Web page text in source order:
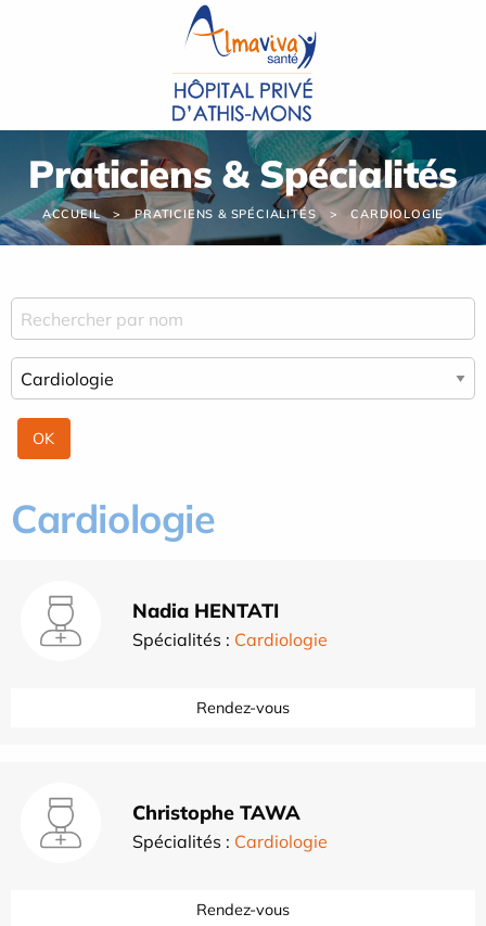
Praticiens & Spécialités
ACCUEIL PRATICIENS & SPÉCIALITÉS CARDIOLOGIE
Cardiologie
Nadia HENTATI
Spécialités : Cardiologie
Rendez-vous
Christophe TAWA
Spécialités : Cardiologie
Rendez-vous
Panneau de gestion des cookies